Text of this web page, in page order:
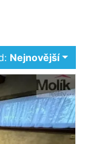
Nejnovější